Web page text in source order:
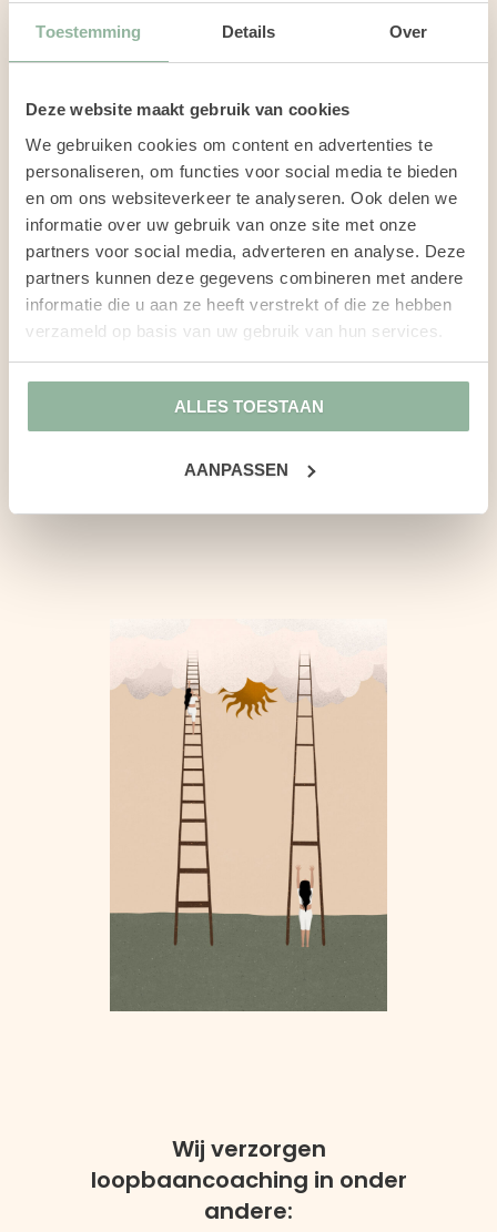
Toestemming Details Over
Deze website maakt gebruik van cookies
We gebruiken cookies om content en advertenties te
personaliseren, om functies voor social media te bieden
en om ons websiteverkeer te analyseren. Ook delen we
informatie over uw gebruik van onze site met onze
partners voor social media, adverteren en analyse. Deze
partners kunnen deze gegevens combineren met andere
informatie die u aan ze heeft verstrekt of die ze hebben
verzameld op basis van uw gebruik van hun services.
ALLES TOESTAAN
AANPASSEN
Actieplan opstellen.
Uitvoering.
Neem vrijblijvend contact met
ons op om jouw
coachingsvraagstuk en opties
te bespreken.
STUUR EEN EMAIL
Wij verzorgen
loopbaancoaching in onder
andere: